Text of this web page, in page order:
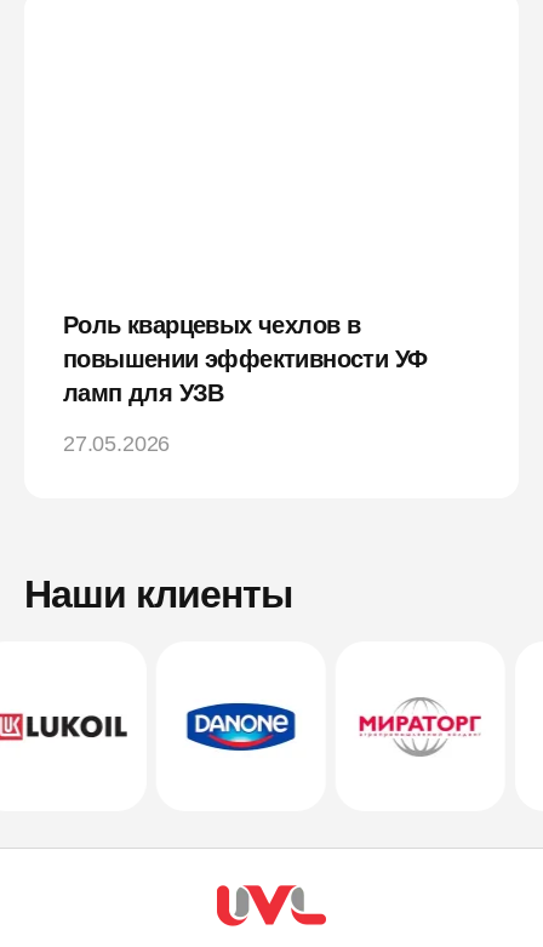
Роль кварцевых чехлов в
повышении эффективности УФ
ламп для УЗВ
27.05.2026
Наши клиенты